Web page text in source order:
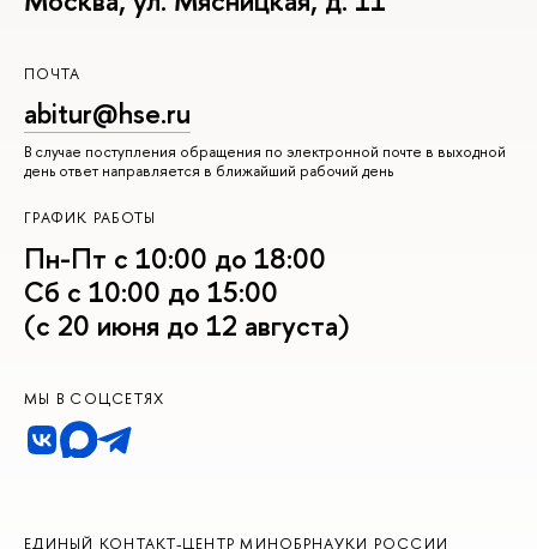
ПОЧТА
abitur@hse.ru
В случае поступления обращения по электронной почте в выходной
день ответ направляется в ближайший рабочий день
ГРАФИК РАБОТЫ
Пн-Пт с 10:00 до 18:00
Сб с 10:00 до 15:00
(с 20 июня до 12 августа)
МЫ В СОЦСЕТЯХ
ЕДИНЫЙ КОНТАКТ-ЦЕНТР МИНОБРНАУКИ РОССИИ